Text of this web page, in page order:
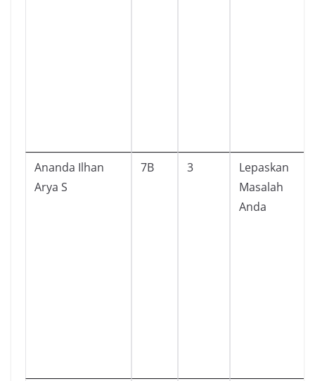
Ananda Ilhan
Arya S
7B 3
Lepaskan
Masalah
Anda